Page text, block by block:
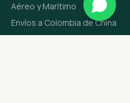
Aéreo y Marítimo
Envíos a Colombia de China